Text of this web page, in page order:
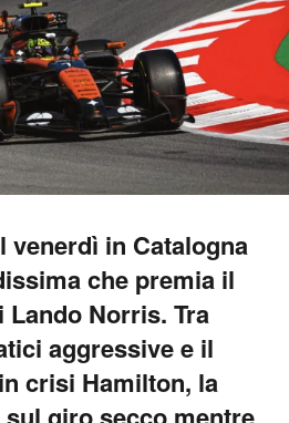
venerdì in Catalogna
che premia il
Norris. Tra
aggressive e il
crisi Hamilton, la